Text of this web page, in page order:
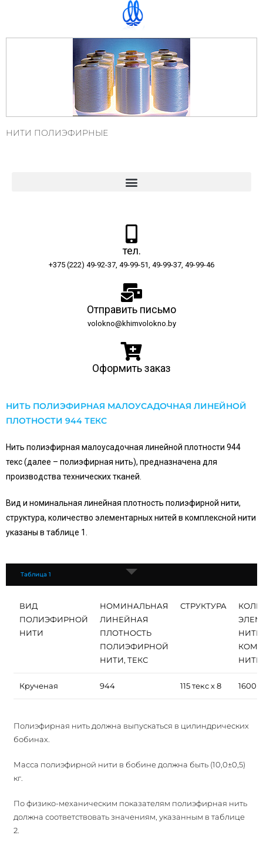
НИТИ ПОЛИЭФИРНЫЕ
тел.
+375 (222) 49-92-37, 49-99-51, 49-99-37, 49-99-46
Отправить письмо
volokno@khimvolokno.by
Оформить заказ
НИТЬ ПОЛИЭФИРНАЯ МАЛОУСАДОЧНАЯ ЛИНЕЙНОЙ
ПЛОТНОСТИ 944 ТЕКС
Нить полиэфирная малоусадочная линейной плотности 944
текс (далее – полиэфирная нить), предназначена для
производства технических тканей.
Вид и номинальная линейная плотность полиэфирной нити,
структура, количество элементарных нитей в комплексной нити
указаны в таблице 1.
Таблица 1
ВИД
ПОЛИЭФИРНОЙ
НИТИ
НОМИНАЛЬНАЯ
ЛИНЕЙНАЯ
ПЛОТНОСТЬ
ПОЛИЭФИРНОЙ
НИТИ, ТЕКС
СТРУКТУРА
НИТИ
Крученая 944 115 текс х 8 1600
Полиэфирная нить должна выпускаться в цилиндрических
бобинах.
Масса полиэфирной нити в бобине должна быть (10,0±0,5)
кг.
По физико-механическим показателям полиэфирная нить
должна соответствовать значениям, указанным в таблице
2.